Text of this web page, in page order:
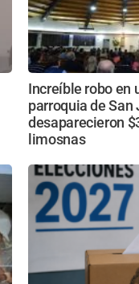
Increíble robo en
parroquia de San
desaparecieron
limosnas